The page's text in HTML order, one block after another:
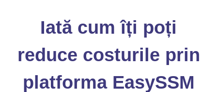
Iată cum îți poți
reduce costurile prin
platforma EasySSM